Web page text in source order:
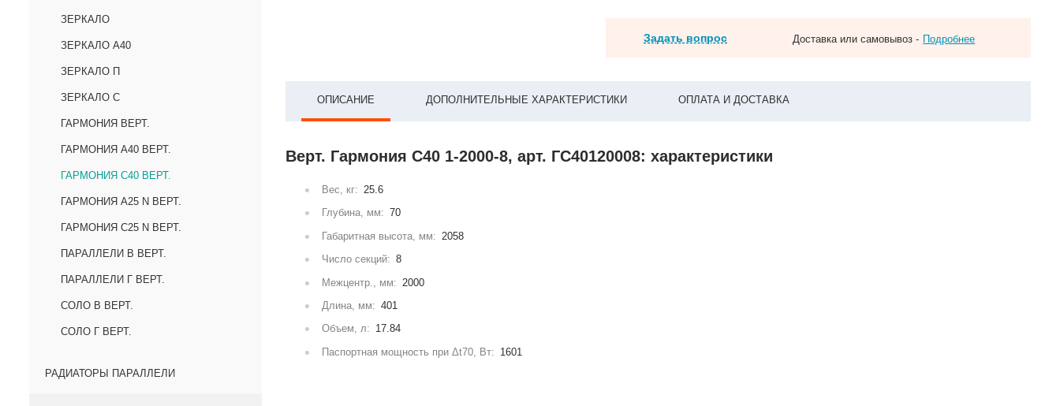
ЗЕРКАЛО
ЗЕРКАЛО А40
ЗЕРКАЛО П
ЗЕРКАЛО С
ГАРМОНИЯ ВЕРТ.
ГАРМОНИЯ А40 ВЕРТ.
ГАРМОНИЯ С40 ВЕРТ.
ГАРМОНИЯ А25 N ВЕРТ.
ГАРМОНИЯ С25 N ВЕРТ.
ПАРАЛЛЕЛИ В ВЕРТ.
ПАРАЛЛЕЛИ Г ВЕРТ.
СОЛО В ВЕРТ.
СОЛО Г ВЕРТ.
РАДИАТОРЫ ПАРАЛЛЕЛИ
Задать вопрос Доставка или самовывоз - Подробнее
ОПИСАНИЕ ДОПОЛНИТЕЛЬНЫЕ ХАРАКТЕРИСТИКИ ОПЛАТА И ДОСТАВКА
Верт. Гармония С40 1-2000-8, арт. ГС40120008: характеристики
Вес, кг: 25.6
Глубина, мм: 70
Габаритная высота, мм: 2058
Число секций: 8
Межцентр., мм: 2000
Длина, мм: 401
Объем, л: 17.84
Паспортная мощность при Δt70, Вт: 1601